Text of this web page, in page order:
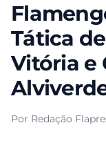
Tática
Vitória e
Por Redação